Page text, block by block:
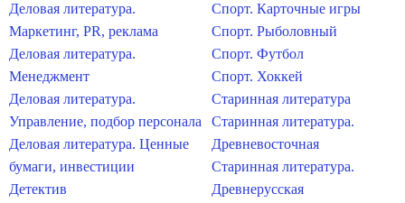
Деловая литература.
Маркетинг, PR, реклама
Деловая литература.
Менеджмент
Деловая литература.
Управление, подбор персонала
Деловая литература. Ценные
бумаги, инвестиции
Детектив
Спорт. Карточные игры
Спорт. Рыболовный
Спорт. Футбол
Спорт. Хоккей
Старинная литература
Старинная литература.
Древневосточная
Старинная литература.
Древнерусская